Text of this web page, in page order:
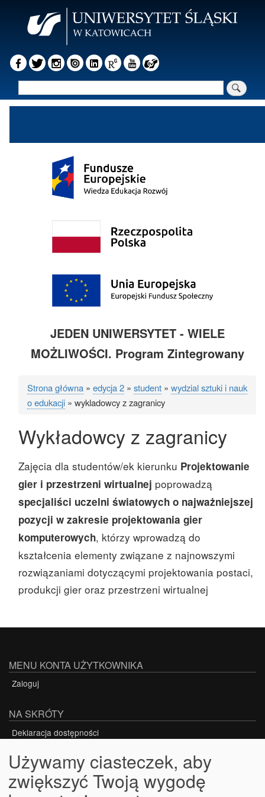
JEDEN UNIWERSYTET - WIELE
MOŻLIWOŚCI. Program Zintegrowany
Ścieżka
Strona główna edycja 2 student
wydzial sztuki i nauk
o edukacji
wykladowcy z zagranicy
Wykładowcy z zagranicy
Zajęcia dla studentów/ek kierunku Projektowanie
gier i przestrzeni wirtualnej poprowadzą
specjaliści uczelni światowych o najważniejszej
pozycji w zakresie projektowania gier
komputerowych, którzy wprowadzą do
kształcenia elementy związane z najnowszymi
rozwiązaniami dotyczącymi projektowania postaci,
produkcji gier oraz przestrzeni wirtualnej
MENU KONTA UŻYTKOWNIKA
Zaloguj
NA SKRÓTY
Deklaracja dostępności
Projekt nr POWR.03.05.00-00-Z301/18-00
Używamy ciasteczek, aby
zwiększyć Twoją wygodę